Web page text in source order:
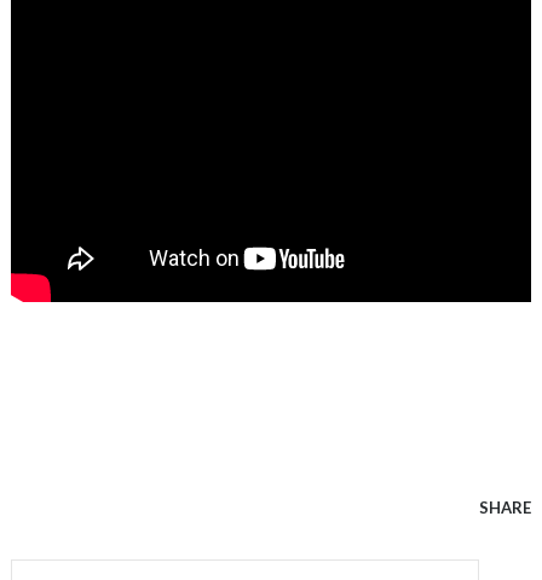
SHARE